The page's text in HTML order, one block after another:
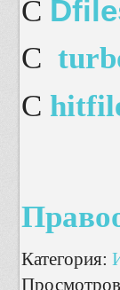
С
С
С
Категория:
Просмотров